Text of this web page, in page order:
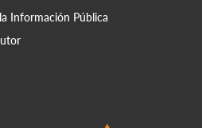
Información Pública